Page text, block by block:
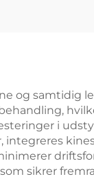
og samtidig
i
sikrer